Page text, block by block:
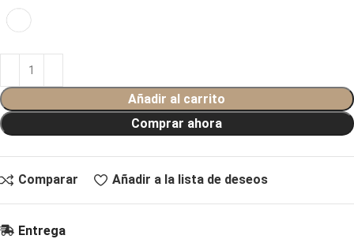
Añadir al carrito
Comprar ahora
Comparar Añadir a la lista de deseos
Entrega